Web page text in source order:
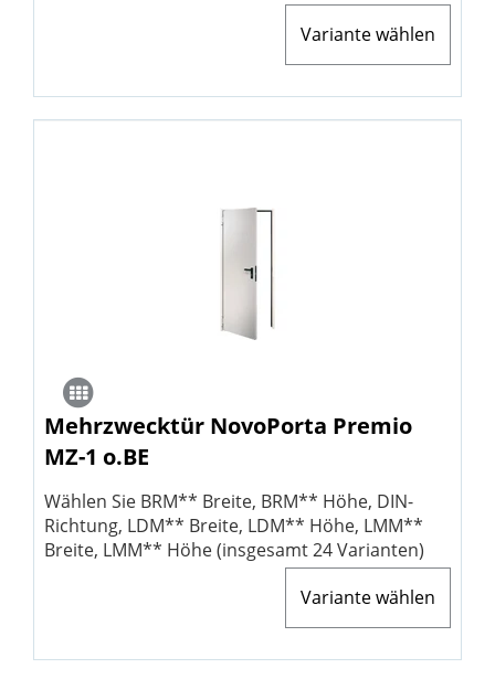
Variante wählen
Mehrzwecktür NovoPorta Premio
MZ-1 o.BE
Wählen Sie BRM** Breite, BRM** Höhe, DIN-
Richtung, LDM** Breite, LDM** Höhe, LMM**
Breite, LMM** Höhe (insgesamt 24 Varianten)
Variante wählen